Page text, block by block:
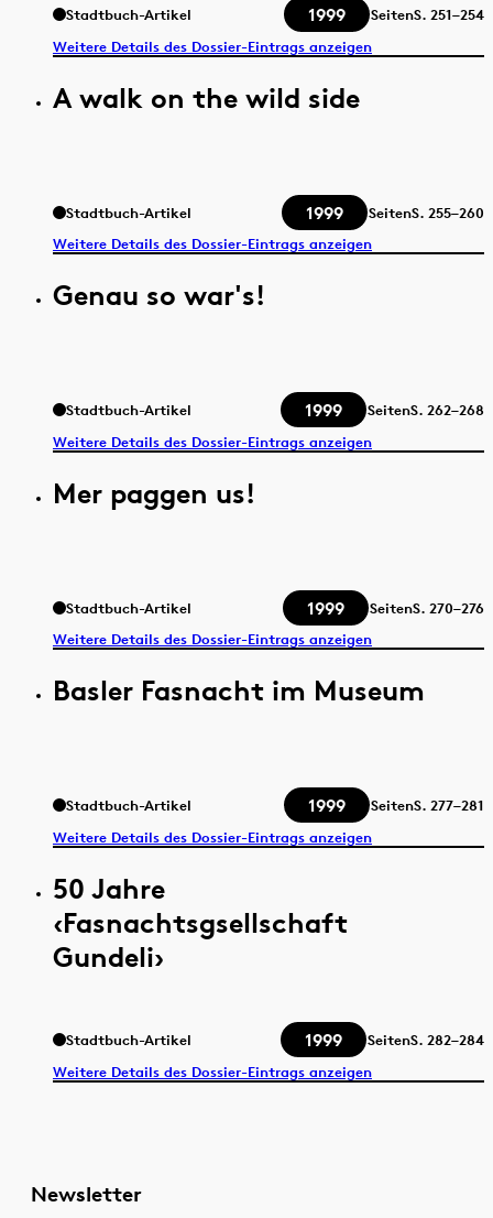
Stadtbuch-Artikel 1999 SeitenS. 251–254
Weitere Details des Dossier-Eintrags anzeigen
A walk on the wild side
Stadtbuch-Artikel 1999 SeitenS. 255–260
Weitere Details des Dossier-Eintrags anzeigen
Genau so war's!
Stadtbuch-Artikel 1999 SeitenS. 262–268
Weitere Details des Dossier-Eintrags anzeigen
Mer paggen us!
Stadtbuch-Artikel 1999 SeitenS. 270–276
Weitere Details des Dossier-Eintrags anzeigen
Basler Fasnacht im Museum
Stadtbuch-Artikel 1999 SeitenS. 277–281
Weitere Details des Dossier-Eintrags anzeigen
50 Jahre
‹Fasnachtsgsellschaft
Gundeli›
Stadtbuch-Artikel 1999 SeitenS. 282–284
Weitere Details des Dossier-Eintrags anzeigen
Newsletter